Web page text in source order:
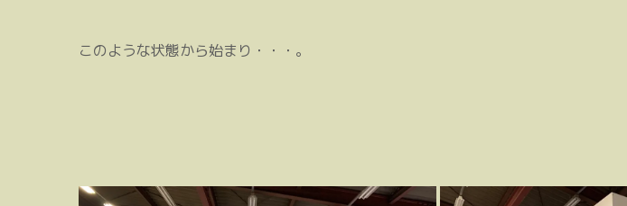
このような状態から始まり・・・。